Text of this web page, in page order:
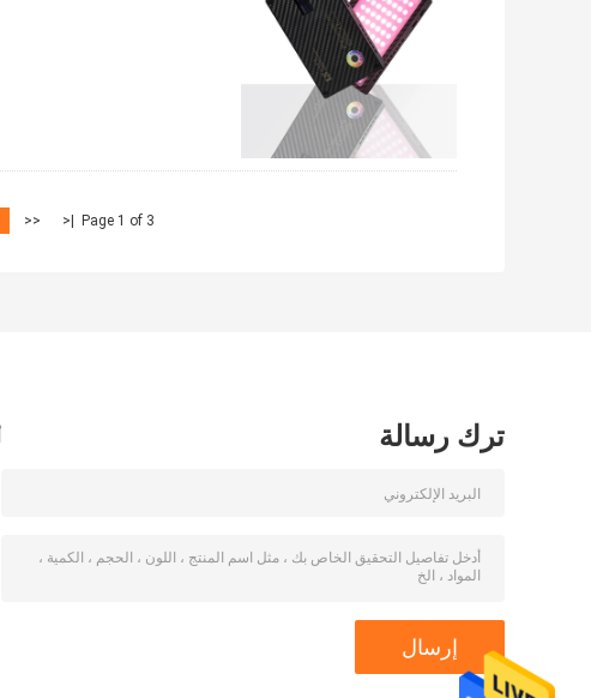
Page 1 of 3
|<
<<
ترك رسالة